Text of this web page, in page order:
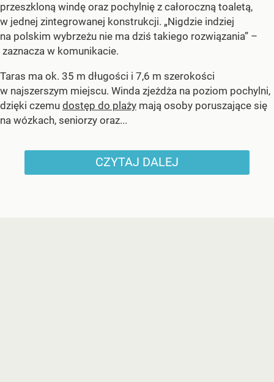
przeszkloną windę oraz pochylnię z całoroczną toaletą,
w jednej zintegrowanej konstrukcji. „Nigdzie indziej
na polskim wybrzeżu nie ma dziś takiego rozwiązania” –
zaznacza w komunikacie.
Taras ma ok. 35 m długości i 7,6 m szerokości
w najszerszym miejscu. Winda zjeżdża na poziom pochylni,
dzięki czemu dostęp do plaży mają osoby poruszające się
na wózkach, seniorzy oraz...
CZYTAJ DALEJ